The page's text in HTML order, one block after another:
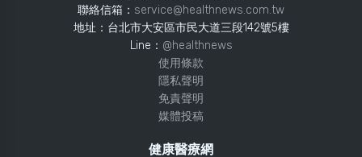
聯絡信箱： service@healthnews.com.tw
地址：台北市大安區市民大道三段142號5樓
Line： @healthnews
使用條款
隱私聲明
免責聲明
媒體投稿
健康醫療網